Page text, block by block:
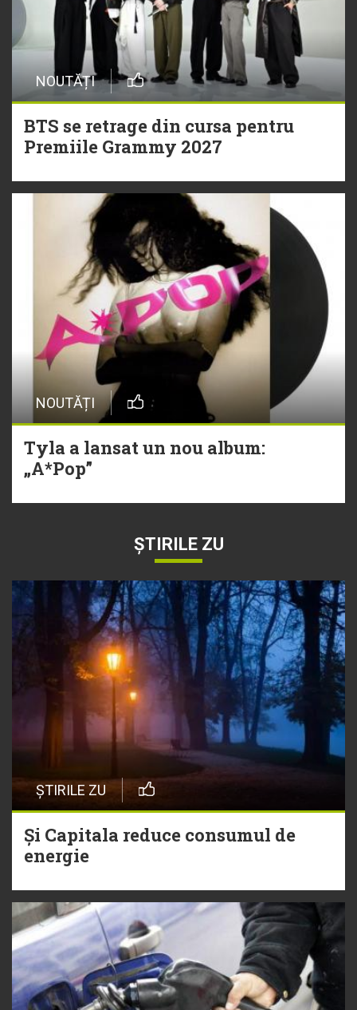
NOUTĂȚI
BTS se retrage din cursa pentru
Premiile Grammy 2027
NOUTĂȚI
Tyla a lansat un nou album:
„A*Pop”
ȘTIRILE ZU
ȘTIRILE ZU
Și Capitala reduce consumul de
energie